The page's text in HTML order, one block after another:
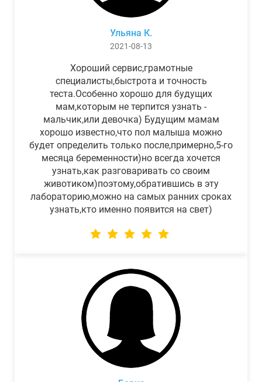
Ульяна К.
2021-08-13
Хороший сервис,грамотные
специалисты,быстрота и точность
теста.Особенно хорошо для будущих
мам,которым не терпится узнать -
мальчик,или девочка) Будущим мамам
хорошо известно,что пол малыша можно
будет определить только после,примерно,5-го
месяца беременности)но всегда хочется
узнать,как разговаривать со своим
животиком)поэтому,обратившись в эту
лабораторию,можно на самых ранних сроках
узнать,кто именно появится на свет)